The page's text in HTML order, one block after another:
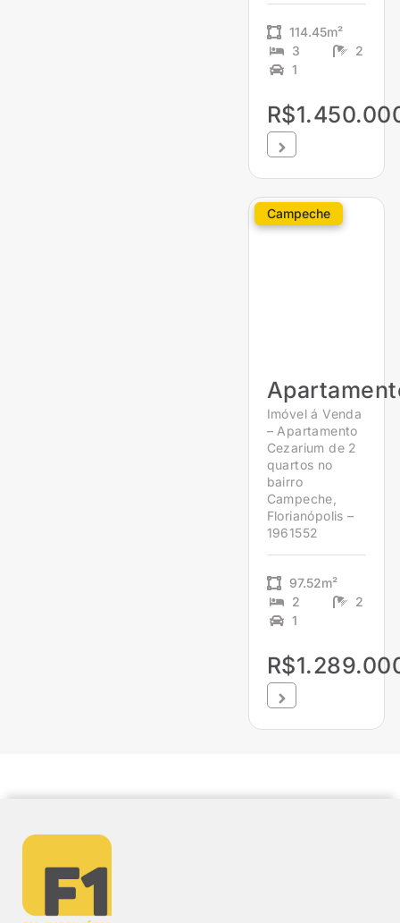
114.45m²
3
2
1
Campeche
Imóvel á Venda
– Apartamento
Cezarium de 2
quartos no
bairro
Campeche,
Florianópolis –
1961552
97.52m²
2
2
1